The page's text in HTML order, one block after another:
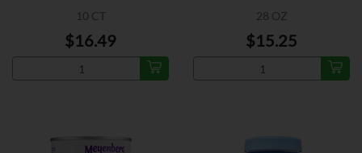
10 CT
$16.49
28 OZ
$15.25